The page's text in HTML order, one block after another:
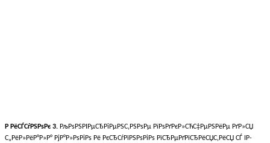
Р РёСЃСѓРЅРѕРє 3. РљРѕРЅРІРµСЂРіРµРЅС‚РЅРѕРµ РїРѕРґРєР»СЋС‡РµРЅРёРµ РґР»СЏ
С„РёР»РёР°Р»Р° РјР°Р»РѕРіРѕ Рё РєСЂСѓРїРЅРѕРіРѕ РїСЂРµРґРїСЂРёСЏС‚РёСЏ СЃ IP-